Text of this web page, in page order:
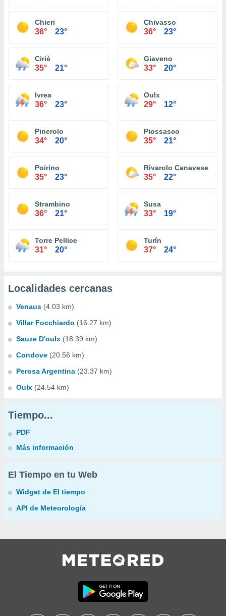
Chieri
36° 23°
Chivasso
36° 23°
Ciriè
35° 21°
Giaveno
33° 20°
Ivrea
36° 23°
Oulx
29° 12°
Pinerolo
34° 20°
Piossasco
35° 21°
Poirino
35° 23°
Rivarolo Canavese
35° 22°
Strambino
36° 21°
Susa
33° 19°
Torre Pellice
31° 20°
Turín
37° 24°
Localidades cercanas
Venaus (4.03 km)
Villar Focchiardo (16.27 km)
Sauze D'oulx (18.39 km)
Condove (20.56 km)
Perosa Argentina (23.37 km)
Oulx (24.54 km)
Tiempo...
PDF
Más información
El Tiempo en tu Web
Widget de El tiempo
API de Meteorología